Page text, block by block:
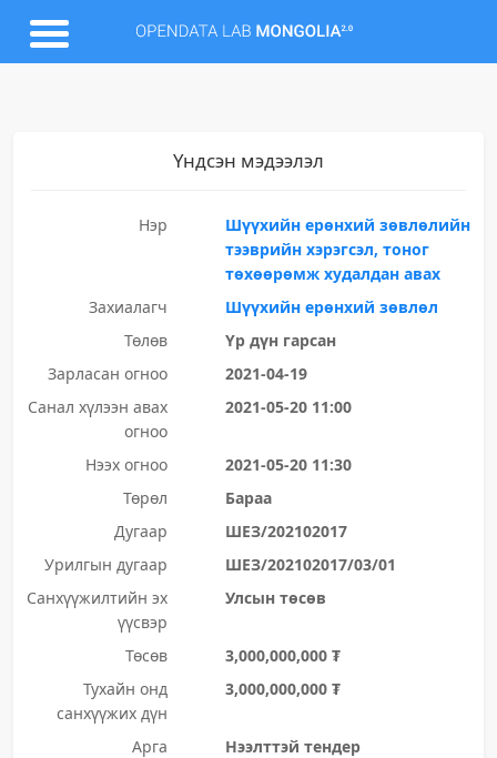
Үндсэн мэдээлэл
Нэр
Шүүхийн ерөнхий зөвлөлийн
тээврийн хэрэгсэл, тоног
төхөөрөмж худалдан авах
Захиалагч
Шүүхийн ерөнхий зөвлөл
Төлөв
Үр дүн гарсан
Зарласан огноо
2021-04-19
Санал хүлээн авах
огноо
2021-05-20 11:00
Нээх огноо
2021-05-20 11:30
Төрөл
Бараа
Дугаар
ШЕЗ/202102017
Урилгын дугаар
ШЕЗ/202102017/03/01
Санхүүжилтийн эх
үүсвэр
Улсын төсөв
Төсөв
3,000,000,000 ₮
Тухайн онд
санхүүжих дүн
3,000,000,000 ₮
Арга
Нээлттэй тендер